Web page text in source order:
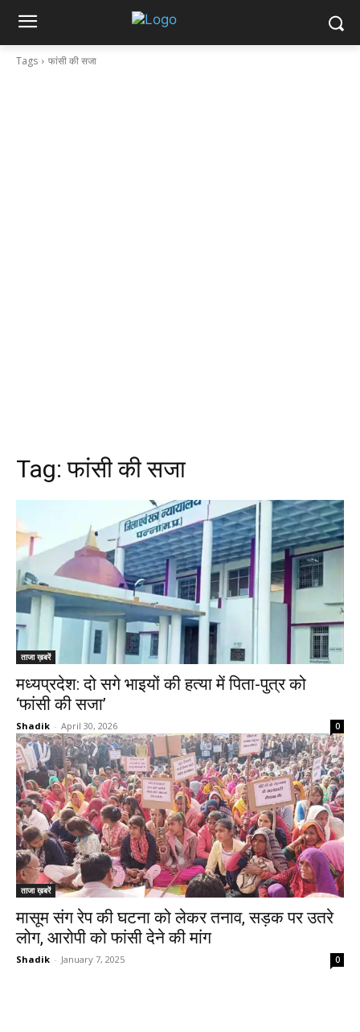
Tags फांसी की सजा
Tag:फांसी की सजा
ताजा ख़बरें
मध्यप्रदेश: दो सगे भाइयों की हत्या में पिता-पुत्र को
‘फांसी की सजा’
Shadik - April 30, 2026 0
ताजा ख़बरें
मासूम संग रेप की घटना को लेकर तनाव, सड़क पर उतरे
लोग, आरोपी को फांसी देने की मांग
Shadik - January 7, 2025 0